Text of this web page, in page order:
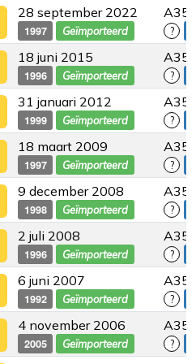
28 september 2022
1997 Geïmporteerd ?
18 juni 2015
1996 Geïmporteerd ?
31 januari 2012
1999 Geïmporteerd ?
18 maart 2009
1997 Geïmporteerd ?
9 december 2008
1998 Geïmporteerd ?
2 juli 2008
1996 Geïmporteerd ?
6 juni 2007
1992 Geïmporteerd ?
4 november 2006
2005 Geïmporteerd ?